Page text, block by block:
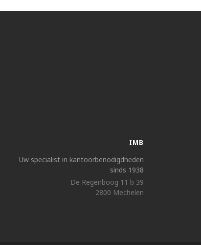
IMB
Uw specialist in kantoorbenodigdheden
sinds 1938
De Regenboog 11 b 39
2800 Mechelen